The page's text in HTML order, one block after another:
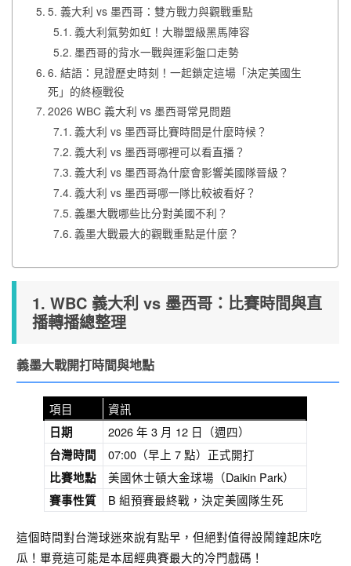
5. 義大利 vs 墨西哥：雙方戰力與觀戰重點
義大利氣勢如虹！大聯盟級黑馬陣容
墨西哥的背水一戰與運彩盤口走勢
6. 結語：見證歷史時刻！一起鎖定這場「決定美國生
死」的終極戰役
2026 WBC 義大利 vs 墨西哥常見問題
義大利 vs 墨西哥比賽時間是什麼時候？
義大利 vs 墨西哥哪裡可以看直播？
義大利 vs 墨西哥為什麼會影響美國隊晉級？
義大利 vs 墨西哥哪一隊比較被看好？
義墨大戰哪些比分對美國不利？
義墨大戰最大的觀戰重點是什麼？
1. WBC 義大利 vs 墨西哥：比賽時間與直
播轉播總整理
義墨大戰開打時間與地點
項目 資訊
日期 2026 年 3 月 12 日（週四）
台灣時間 07:00（早上 7 點）正式開打
比賽地點 美國休士頓大金球場（Daikin Park）
賽事性質 B 組預賽最終戰，決定美國隊生死
這個時間對台灣球迷來說有點早，但絕對值得設鬧鐘起床吃
瓜！畢竟這可能是本屆經典賽最大的冷門戲碼！